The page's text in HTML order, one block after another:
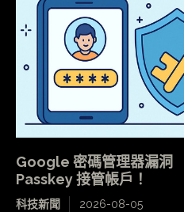
Google 密碼管理器漏洞
Passkey 接管帳戶！
科技新聞 2026-08-05